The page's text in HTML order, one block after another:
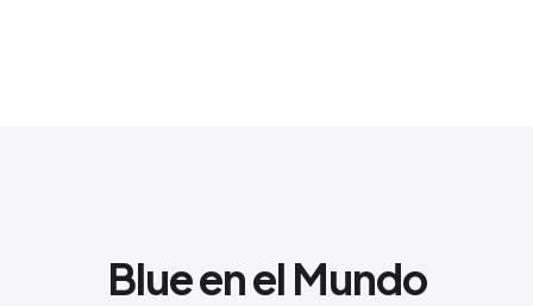
Blue en el Mundo